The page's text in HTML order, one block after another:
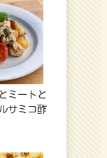
ミートと
サミコ酢